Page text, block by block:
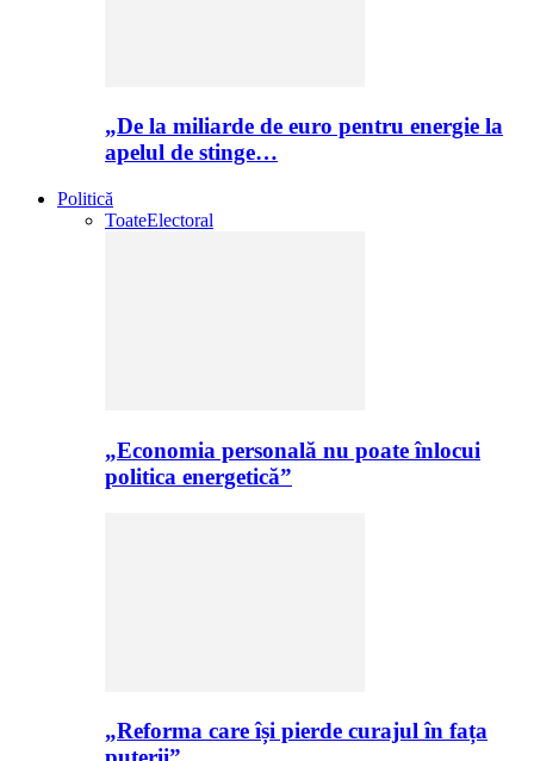
„De la miliarde de euro pentru energie la
apelul de stinge…
Politică
ToateElectoral
„Economia personală nu poate înlocui
politica energetică”
„Reforma care își pierde curajul în fața